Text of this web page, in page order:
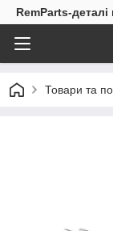
RemParts-деталі
Товари та